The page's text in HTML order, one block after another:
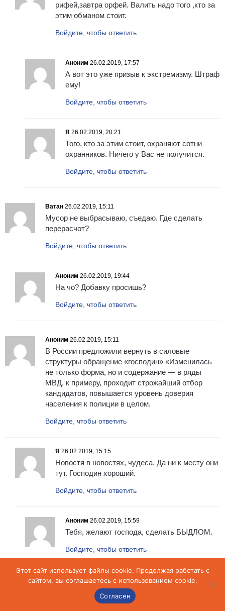
рифей,завтра орфей. Валить надо того ,кто за
этим обманом стоит.
Войдите, чтобы ответить
Аноним 26.02.2019, 17:57
А вот это уже призыв к экстремизму. Штраф
ему!
Войдите, чтобы ответить
Я 26.02.2019, 20:21
Того, кто за этим стоит, охраняют сотни
охранников. Ничего у Вас не получится.
Войдите, чтобы ответить
Ватан 26.02.2019, 15:11
Мусор не выбрасываю, съедаю. Где сделать
перерасчот?
Войдите, чтобы ответить
Аноним 26.02.2019, 19:44
На чо? Добавку просишь?
Войдите, чтобы ответить
Аноним 26.02.2019, 15:11
В России предложили вернуть в силовые
структуры обращение «господин» «Изменилась
не только форма, но и содержание — в ряды
МВД, к примеру, проходит строжайший отбор
кандидатов, повышается уровень доверия
населения к полиции в целом.
Войдите, чтобы ответить
Я 26.02.2019, 15:15
Новостя в новостях, чудеса. Да ни к месту они
тут. Господин хороший.
Войдите, чтобы ответить
Аноним 26.02.2019, 15:59
Тебя, желают господа, сделать БЫДЛОМ.
Войдите, чтобы ответить
Аноним 26.02.2019, 17:26
Господа в овраге последнюю лошадь доедают.
Этот сайт использует файлы cookie. Продолжая работать с
сайтом, вы соглашаетесь с использованием cookie.
Согласен